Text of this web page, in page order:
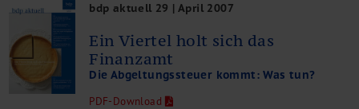
bdp aktuell 29 | April 2007
Ein Viertel holt sich das
Finanzamt
Die Abgeltungssteuer kommt: Was tun?
PDF-Download